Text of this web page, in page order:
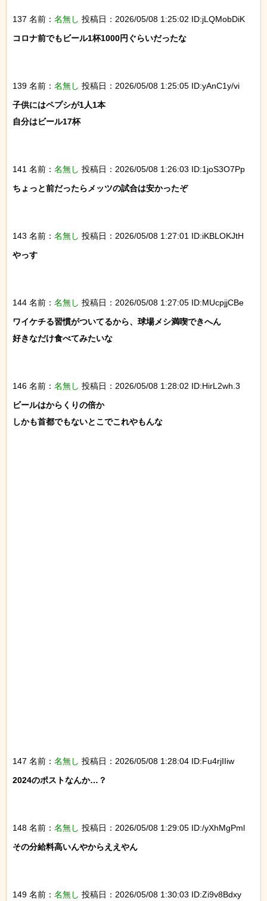
137 名前： 名無し 投稿日：2026/05/08 1:25:02 ID:jLQMobDiK
コロナ前でもビール1杯1000円ぐらいだったな
139 名前： 名無し 投稿日：2026/05/08 1:25:05 ID:yAnC1y/vi
子供にはペプシが1人1本
自分はビール17杯
141 名前： 名無し 投稿日：2026/05/08 1:26:03 ID:1joS3O7Pp
ちょっと前だったらメッツの試合は安かったぞ
143 名前： 名無し 投稿日：2026/05/08 1:27:01 ID:iKBLOKJtH
やっす
144 名前： 名無し 投稿日：2026/05/08 1:27:05 ID:MUcpjjCBe
ワイケチる習慣がついてるから、球場メシ満喫できへん
好きなだけ食べてみたいな
146 名前： 名無し 投稿日：2026/05/08 1:28:02 ID:HirL2wh.3
ビールはからくりの倍か
しかも首都でもないとこでこれやもんな
147 名前： 名無し 投稿日：2026/05/08 1:28:04 ID:Fu4rjIIiw
2024のポストなんか…？
148 名前： 名無し 投稿日：2026/05/08 1:29:05 ID:/yXhMgPml
その分給料高いんやからええやん
149 名前： 名無し 投稿日：2026/05/08 1:30:03 ID:Zi9v8Bdxy